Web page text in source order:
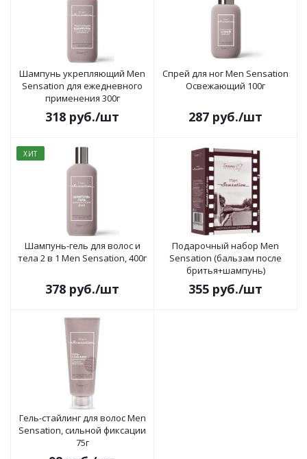
Шампунь укрепляющий Men
Sensation для ежедневного
применения 300г
318 руб./шт
Спрей для ног Men Sensation
Освежающий 100г
287 руб./шт
ХИТ
Шампунь-гель для волос и
тела 2 в 1 Men Sensation, 400г
378 руб./шт
Подарочный набор Men
Sensation (бальзам после
бритья+шампунь)
355 руб./шт
Гель-стайлинг для волос Men
Sensation, сильной фиксации
75г